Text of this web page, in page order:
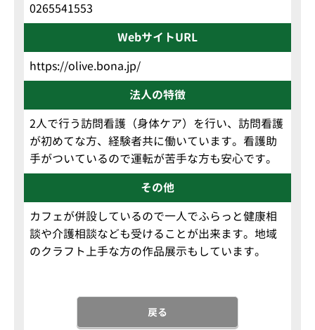
0265541553
WebサイトURL
https://olive.bona.jp/
法人の特徴
2人で行う訪問看護（身体ケア）を行い、訪問看護
が初めてな方、経験者共に働いています。看護助
手がついているので運転が苦手な方も安心です。
その他
カフェが併設しているので一人でふらっと健康相
談や介護相談なども受けることが出来ます。地域
のクラフト上手な方の作品展示もしています。
戻る